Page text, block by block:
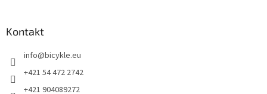
Kontakt
info@bicykle.eu
+421 54 472 2742
+421 904089272